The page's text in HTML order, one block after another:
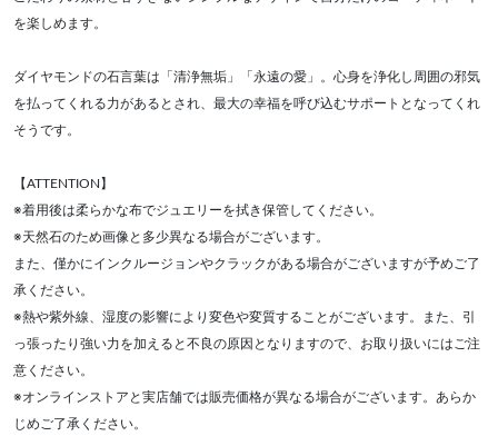
を楽しめます。
ダイヤモンドの石言葉は「清浄無垢」「永遠の愛」。心身を浄化し周囲の邪気
を払ってくれる力があるとされ、最大の幸福を呼び込むサポートとなってくれ
そうです。
【ATTENTION】
※着用後は柔らかな布でジュエリーを拭き保管してください。
※天然石のため画像と多少異なる場合がございます。
また、僅かにインクルージョンやクラックがある場合がございますが予めご了
承ください。
※熱や紫外線、湿度の影響により変色や変質することがございます。また、引
っ張ったり強い力を加えると不良の原因となりますので、お取り扱いにはご注
意ください。
※オンラインストアと実店舗では販売価格が異なる場合がございます。あらか
じめご了承ください。